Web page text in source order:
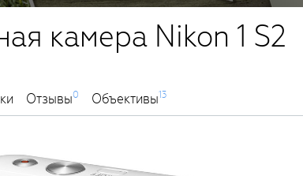
камера Nikon 1 S2
Отзывы0 Объективы13